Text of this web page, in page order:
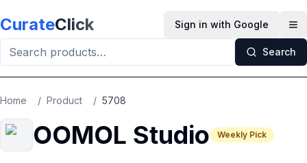
CurateClick Sign in with Google
Search
Home / Product / 5708
OOMOL Studio Weekly Pick